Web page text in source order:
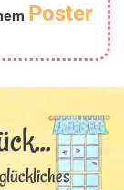
Poster